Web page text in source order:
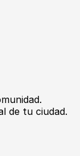
de tu ciudad.